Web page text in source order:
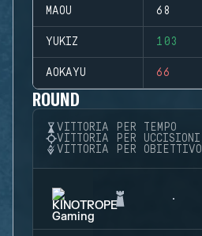
MAOU 68
YUKIZ 103
AOKAYU 66
ROUND
VITTORIA PER TEMPO
VITTORIA PER UCCISIONI
VITTORIA PER OBIETTIVO